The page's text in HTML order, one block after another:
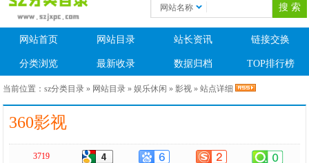
网站名称
网站首页 网站目录 站长资讯 链接交换
分类浏览 最新收录 数据归档 TOP排行榜
当前位置：sz分类目录 » 网站目录 »娱乐休闲 »影视 » 站点详细
360影视
3719